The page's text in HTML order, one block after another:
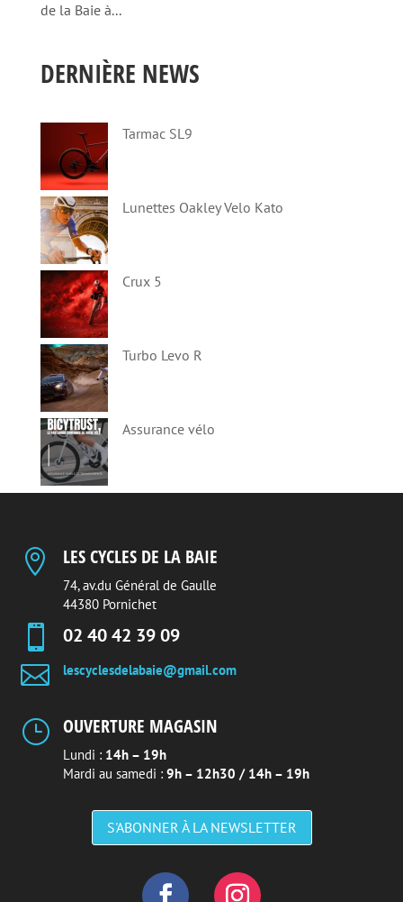
de la Baie à...
DERNIÈRE NEWS
Tarmac SL9
Lunettes Oakley Velo Kato
Crux 5
Turbo Levo R
Assurance vélo
 LES CYCLES DE LA BAIE
74, av.du Général de Gaulle
44380 Pornichet
 02 40 42 39 09
 lescyclesdelabaie@gmail.com
} OUVERTURE MAGASIN
Lundi : 14h – 19h
Mardi au samedi : 9h – 12h30 / 14h – 19h
S'ABONNER À LA NEWSLETTER